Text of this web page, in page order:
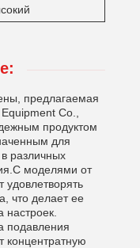
предлагаемая
Co.,
продуктом
для
различных
моделями от
что делает ее
подавления
концентратную